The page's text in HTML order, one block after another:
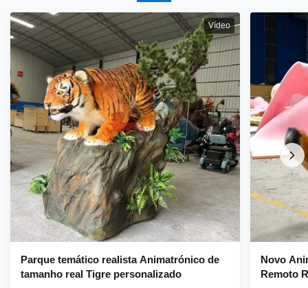
Vídeo
Parque temático realista Animatrónico de
tamanho real Tigre personalizado
Novo
Remoto